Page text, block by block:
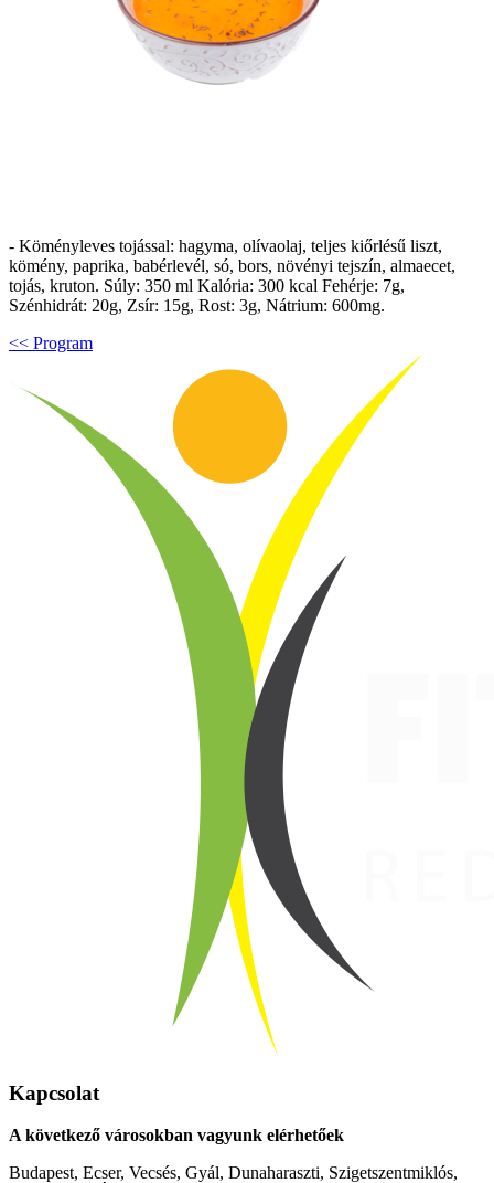
- Köményleves tojással: hagyma, olívaolaj, teljes kiőrlésű liszt,
kömény, paprika, babérlevél, só, bors, növényi tejszín, almaecet,
tojás, kruton. Súly: 350 ml Kalória: 300 kcal Fehérje: 7g,
Szénhidrát: 20g, Zsír: 15g, Rost: 3g, Nátrium: 600mg.
<< Program
Kapcsolat
A következő városokban vagyunk elérhetőek
Budapest, Ecser, Vecsés, Gyál, Dunaharaszti, Szigetszentmiklós,